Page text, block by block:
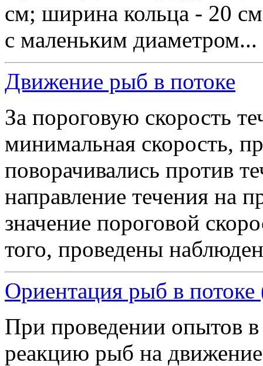
см; ширина кольца - 20
с маленьким диаметром...
Движение рыб в потоке
За пороговую скорость
минимальная скорость,
поворачивались против
направление течения на
значение пороговой
того, проведены
Ориентация рыб в потоке
При проведении опытов
реакцию рыб на